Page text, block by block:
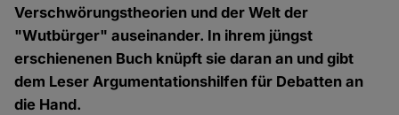
Verschwörungstheorien und der Welt der
"Wutbürger" auseinander. In ihrem jüngst
erschienenen Buch knüpft sie daran an und gibt
dem Leser Argumentationshilfen für Debatten an
die Hand.